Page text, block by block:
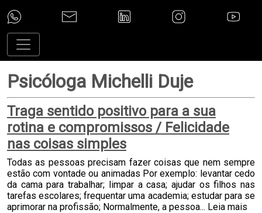
Psicóloga Michelli Duje
Traga sentido positivo para a sua
rotina e compromissos / Felicidade
nas coisas simples
Todas as pessoas precisam fazer coisas que nem sempre
estão com vontade ou animadas Por exemplo: levantar cedo
da cama para trabalhar; limpar a casa; ajudar os filhos nas
tarefas escolares; frequentar uma academia; estudar para se
aprimorar na profissão; Normalmente, a pessoa... Leia mais